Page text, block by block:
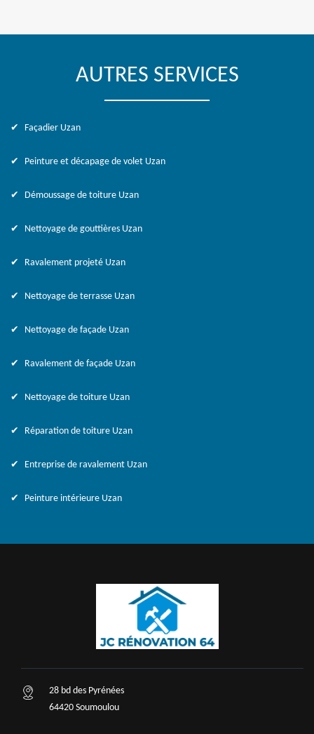
AUTRES SERVICES
Façadier Uzan
Peinture et décapage de volet Uzan
Démoussage de toiture Uzan
Nettoyage de gouttières Uzan
Ravalement projeté Uzan
Nettoyage de terrasse Uzan
Nettoyage de façade Uzan
Ravalement de façade Uzan
Nettoyage de toiture Uzan
Réparation de toiture Uzan
Entreprise de ravalement Uzan
Peinture intérieure Uzan
28 bd des Pyrénées
64420 Soumoulou